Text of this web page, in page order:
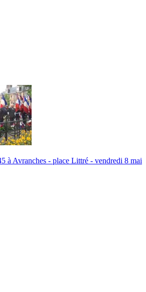
à Avranches - place Littré - vendredi 8 mai